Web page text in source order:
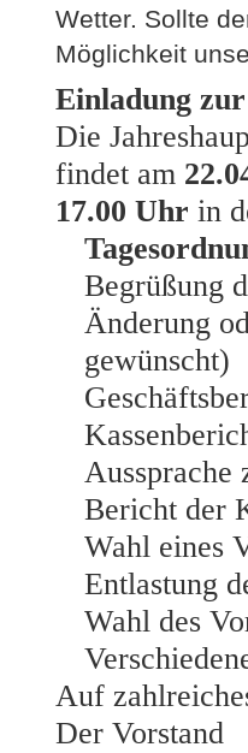
Wetter. Sollte
Möglichkeit
Einladung
Die
findet am
17.00 Uhr in
Begrüßung
Änderung
gewünscht)
Aussprache
Bericht der
Wahl eines
Entlastung
Wahl des
Auf
Der Vorstand